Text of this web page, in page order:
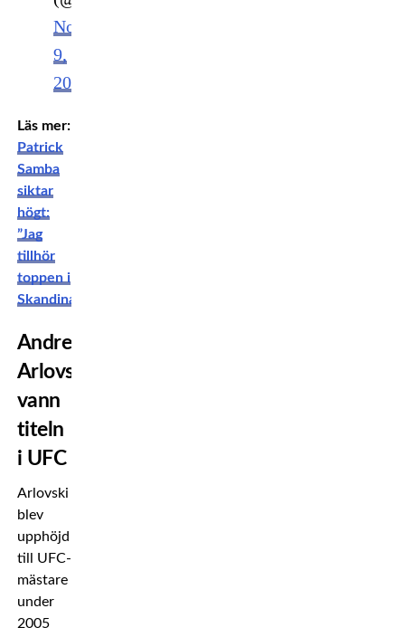
November
9,
2025
Läs mer:
Patrick
Samba
siktar
högt:
”Jag
tillhör
toppen i
Skandinavien”
Andrei
Arlovski
vann
titeln
i UFC
Arlovski
blev
upphöjd
till UFC-
mästare
under
2005